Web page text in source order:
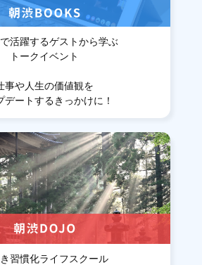
活躍するゲストから学ぶ
トークイベント
事や人生の価値観を
デートするきっかけに！
習慣化ライフスクール